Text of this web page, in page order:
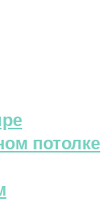
потолке